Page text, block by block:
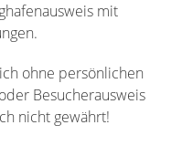
mit
ohne persönlichen
Besucherausweis
nicht gewährt!